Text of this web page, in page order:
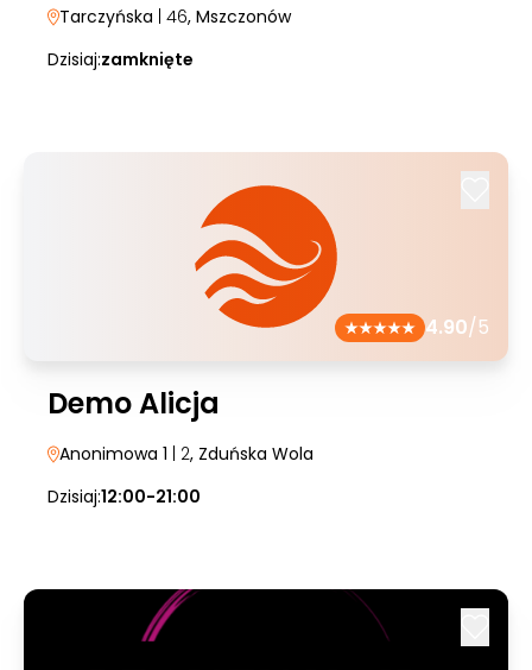
Tarczyńska | 46, Mszczonów
Dzisiaj:zamknięte
4.90/5
Demo Alicja
Anonimowa 1 | 2, Zduńska Wola
Dzisiaj:12:00-21:00